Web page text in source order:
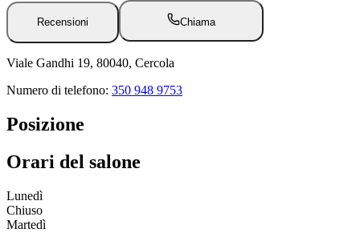
Recensioni Chiama
Viale Gandhi 19, 80040, Cercola
Numero di telefono: 350 948 9753
Posizione
Orari del salone
Lunedì
Chiuso
Martedì